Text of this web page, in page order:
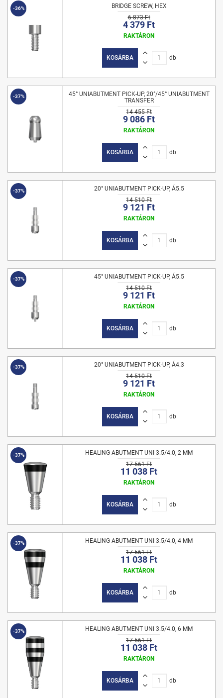
-36%
BRIDGE SCREW, HEX
6 873 Ft
4 379 Ft
RAKTÁRON
KOSÁRBA db
-37%
45° UNIABUTMENT PICK-UP, 20°/45° UNIABUTMENT
TRANSFER
14 455 Ft
9 086 Ft
RAKTÁRON
KOSÁRBA db
-37%
20° UNIABUTMENT PICK-UP, Á5.5
14 510 Ft
9 121 Ft
RAKTÁRON
KOSÁRBA db
-37%
45° UNIABUTMENT PICK-UP, Á5.5
14 510 Ft
9 121 Ft
RAKTÁRON
KOSÁRBA db
-37%
20° UNIABUTMENT PICK-UP, Á4.3
14 510 Ft
9 121 Ft
RAKTÁRON
KOSÁRBA db
-37%
HEALING ABUTMENT UNI 3.5/4.0, 2 MM
17 561 Ft
11 038 Ft
RAKTÁRON
KOSÁRBA db
-37%
HEALING ABUTMENT UNI 3.5/4.0, 4 MM
17 561 Ft
11 038 Ft
RAKTÁRON
KOSÁRBA db
-37%
HEALING ABUTMENT UNI 3.5/4.0, 6 MM
17 561 Ft
11 038 Ft
RAKTÁRON
KOSÁRBA db